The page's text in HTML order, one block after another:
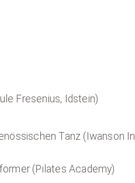
Fresenius, Idstein)
Tanz (Iwanson
(Pilates Academy)